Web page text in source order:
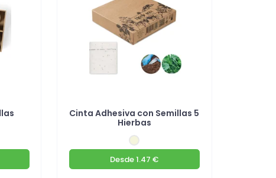
Cinta Adhesiva con Semillas 5
Hierbas
Desde1.47 €